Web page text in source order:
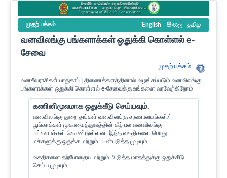
முதற் பக்கம் English සිංහල தமிழ
வனவிலங்கு பங்களாக்கள் ஒதுக்கி கொள்ளல் e-
சேவை
முதற் பக்கம்
வனசீவராசிகள் பாதுகாப்பு திணைக்களத்தினால் வழங்கப்படும் வனவிலங்கு
பங்களாக்கள் ஒதுக்கி கொள்ளல் e-சேவைக்கு உங்களை வரவேற்கிறோம்
கணினிமூலமாக ஒதுக்கீடு செய்யவும்.
வனவிலங்கு துறை தங்கள் வனவிலங்கு சரணாலயங்கள்/
பூங்காக்கள் முகாமைத்துவத்தின் கீழ் பல வனவிலங்கு
பங்களாக்கள் கொண்டுள்ளன. இந்த வசதிகளை பொது
மக்களுக்கு ஒதுக்க மற்றும் பயன்படுத்த முடியும்.
வசதிகளை தற்போதைய மற்றும் அடுத்த மாதத்துக்கு ஒதுக்கீடு
செய்ய முடியும்.